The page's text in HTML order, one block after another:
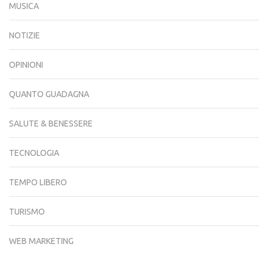
MUSICA
NOTIZIE
OPINIONI
QUANTO GUADAGNA
SALUTE & BENESSERE
TECNOLOGIA
TEMPO LIBERO
TURISMO
WEB MARKETING